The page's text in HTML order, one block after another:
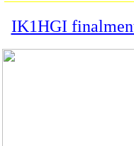
IK1HGI